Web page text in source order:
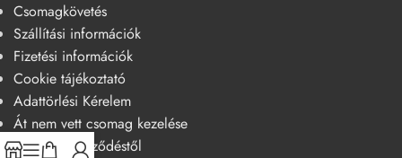
Csomagkövetés
Szállítási információk
Fizetési információk
Cookie tájékoztató
Adattörlési Kérelem
Át nem vett csomag kezelése
Elállás a szerződéstől